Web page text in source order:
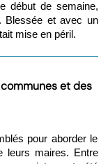
début de semaine,
Blessée et avec un
mise en péril.
et des
pour aborder le
leurs maires. Entre